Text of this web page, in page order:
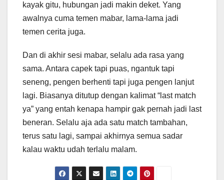
kayak gitu, hubungan jadi makin deket. Yang
awalnya cuma temen mabar, lama-lama jadi
temen cerita juga.
Dan di akhir sesi mabar, selalu ada rasa yang
sama. Antara capek tapi puas, ngantuk tapi
seneng, pengen berhenti tapi juga pengen lanjut
lagi. Biasanya ditutup dengan kalimat “last match
ya” yang entah kenapa hampir gak pernah jadi last
beneran. Selalu aja ada satu match tambahan,
terus satu lagi, sampai akhirnya semua sadar
kalau waktu udah terlalu malam.